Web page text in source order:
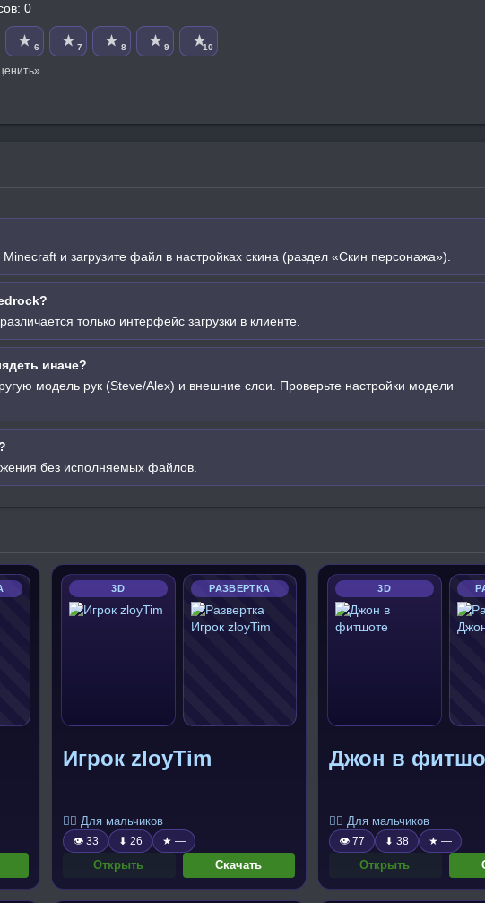
0
★ 6 ★ 7 ★ 8 ★ 9 ★10
и загрузите файл в настройках скина (раздел «Скин персонажа»).
только интерфейс загрузки в клиенте.
иначе?
модель рук (Steve/Alex) и внешние слои. Проверьте настройки модели
без исполняемых файлов.
3D РАЗВЕРТКА
Игрок zloyTim
🧍‍♂️ Для мальчиков
👁 33 ⬇ 26 ★ —
Открыть Скачать
3D
Джон в
🧍‍♂️ Для мальчиков
👁 77 ⬇ 38 ★ —
Открыть